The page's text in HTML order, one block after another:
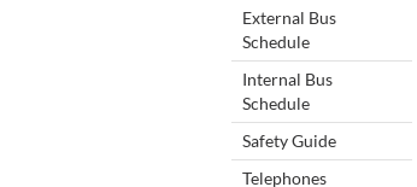
External Bus
Schedule
Internal Bus
Schedule
Safety Guide
Telephones